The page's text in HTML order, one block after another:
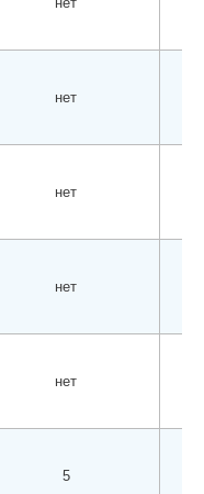
нет
нет
нет
нет
5